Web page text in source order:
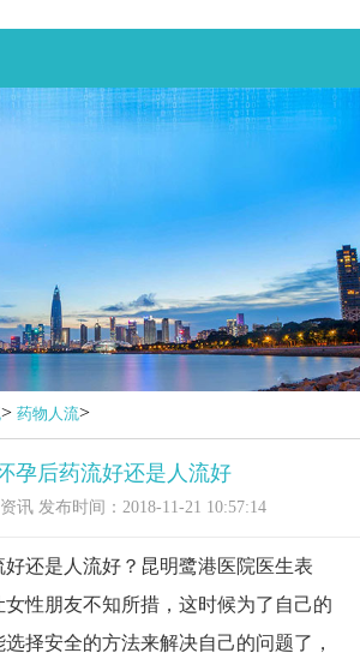
> 药物人流>
孕后药流好还是人流好
讯 发布时间：2018-11-21 10:57:14
是人流好？昆明鹭港医院医生表
性朋友不知所措，这时候为了自己的
择安全的方法来解决自己的问题了，